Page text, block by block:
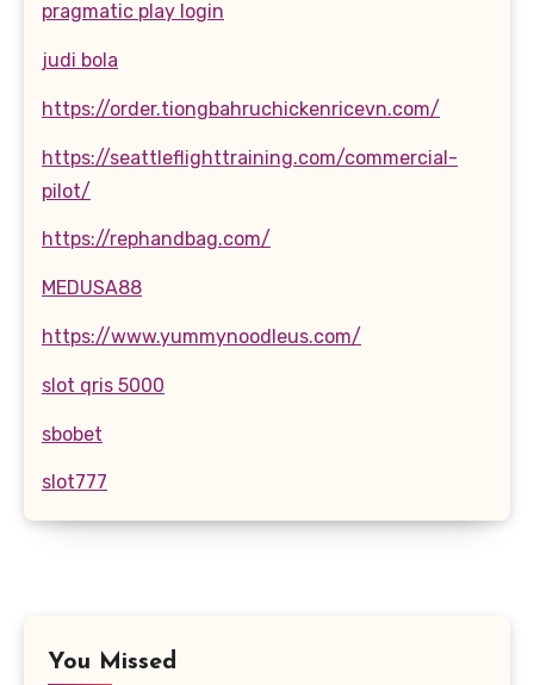
pragmatic play login
judi bola
https://order.tiongbahruchickenricevn.com/
https://seattleflighttraining.com/commercial-
pilot/
https://rephandbag.com/
MEDUSA88
https://www.yummynoodleus.com/
slot qris 5000
sbobet
slot777
You Missed